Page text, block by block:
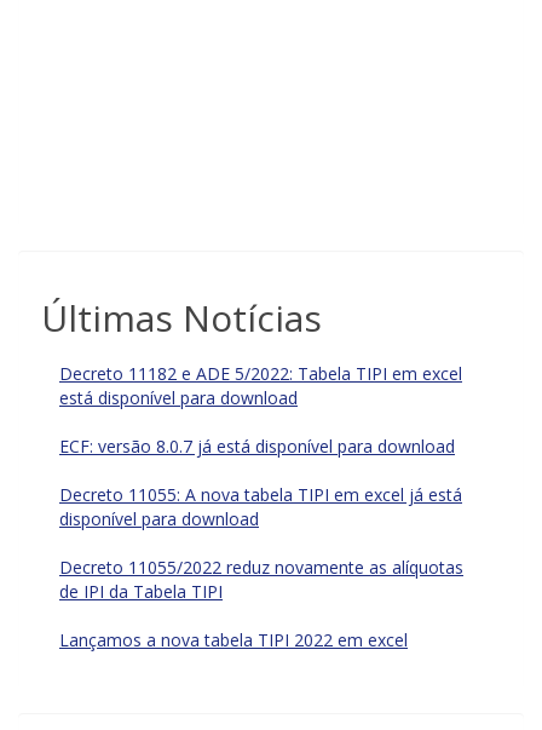
Últimas Notícias
Decreto 11182 e ADE 5/2022: Tabela TIPI em excel
está disponível para download
ECF: versão 8.0.7 já está disponível para download
Decreto 11055: A nova tabela TIPI em excel já está
disponível para download
Decreto 11055/2022 reduz novamente as alíquotas
de IPI da Tabela TIPI
Lançamos a nova tabela TIPI 2022 em excel